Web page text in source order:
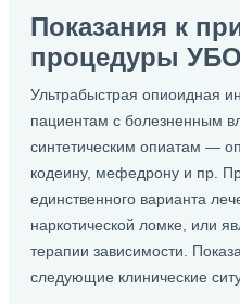
Показания к
процедуры
Ультрабыстрая опиоидная
пациентам с болезненным
синтетическим опиатам —
кодеину, мефедрону и пр.
единственного варианта
наркотической ломке, или
терапии зависимости.
следующие клинические